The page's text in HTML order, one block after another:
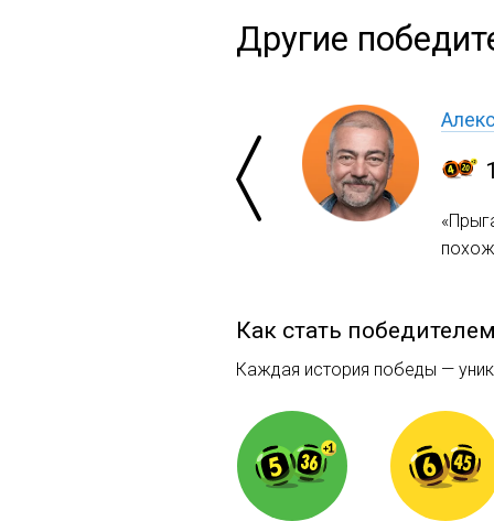
Другие
Как стать
Каждая история победы —